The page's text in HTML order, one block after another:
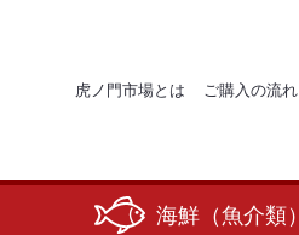
虎ノ門市場とは ご購入の流れ
海鮮（魚介類）